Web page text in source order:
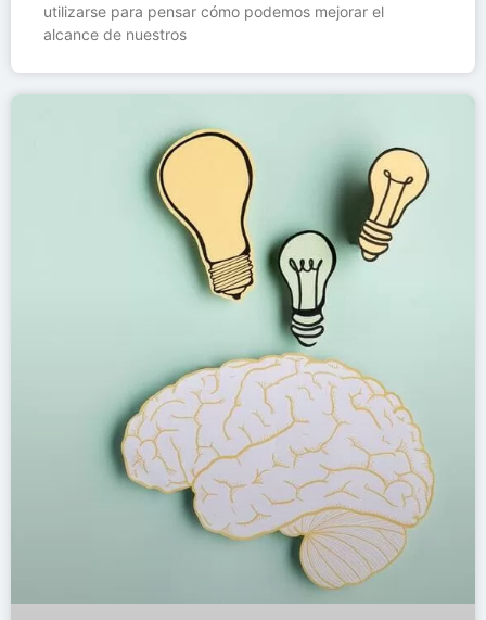
utilizarse para pensar cómo podemos mejorar el
alcance de nuestros